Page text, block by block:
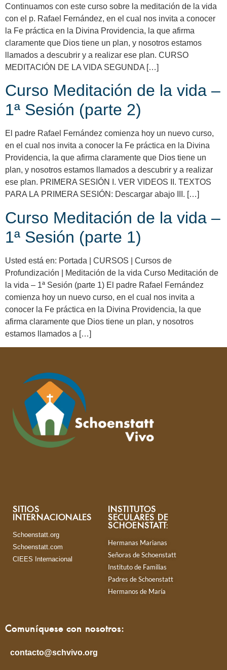
Continuamos con este curso sobre la meditación de la vida
con el p. Rafael Fernández, en el cual nos invita a conocer
la Fe práctica en la Divina Providencia, la que afirma
claramente que Dios tiene un plan, y nosotros estamos
llamados a descubrir y a realizar ese plan. CURSO
MEDITACIÓN DE LA VIDA SEGUNDA […]
Curso Meditación de la vida –
1ª Sesión (parte 2)
El padre Rafael Fernández comienza hoy un nuevo curso,
en el cual nos invita a conocer la Fe práctica en la Divina
Providencia, la que afirma claramente que Dios tiene un
plan, y nosotros estamos llamados a descubrir y a realizar
ese plan. PRIMERA SESIÓN I. VER VIDEOS II. TEXTOS
PARA LA PRIMERA SESIÓN: Descargar abajo III. […]
Curso Meditación de la vida –
1ª Sesión (parte 1)
Usted está en: Portada | CURSOS | Cursos de
Profundización | Meditación de la vida Curso Meditación de
la vida – 1ª Sesión (parte 1) El padre Rafael Fernández
comienza hoy un nuevo curso, en el cual nos invita a
conocer la Fe práctica en la Divina Providencia, la que
afirma claramente que Dios tiene un plan, y nosotros
estamos llamados a […]
SITIOS
INTERNACIONALES
Schoenstatt.org
Schoenstatt.com
CIEES Internacional
INSTITUTOS
SECULARES DE
SCHOENSTATT:
Hermanas Marianas
Señoras de Schoenstatt
Instituto de Familias
Padres de Schoenstatt
Hermanos de María
Comuníquese con nosotros:
contacto@schvivo.org